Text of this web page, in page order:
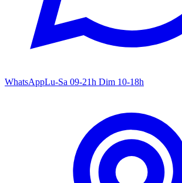
WhatsAppLu-Sa 09-21h Dim 10-18h